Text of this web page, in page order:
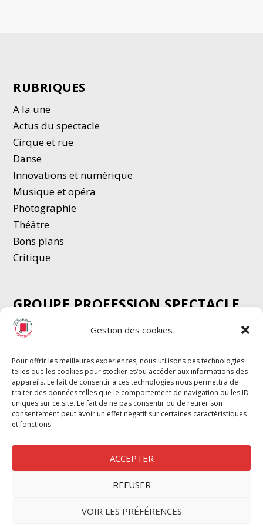
Gestion des cookies
Pour offrir les meilleures expériences, nous utilisons des technologies
telles que les cookies pour stocker et/ou accéder aux informations des
appareils. Le fait de consentir à ces technologies nous permettra de
traiter des données telles que le comportement de navigation ou les ID
uniques sur ce site. Le fait de ne pas consentir ou de retirer son
consentement peut avoir un effet négatif sur certaines caractéristiques
et fonctions.
ACCEPTER
REFUSER
VOIR LES PRÉFÉRENCES
RUBRIQUES
A la une
Actus du spectacle
Cirque et rue
Danse
Innovations et numérique
Musique et opéra
Photographie
Théâtre
Bons plans
Critique
GROUPE PROFESSION SPECTACLE
Chèque Intermittents
Chèque Compta
Chèque Emploi Spectacle
G-Pods
Profession Audio-visuel
Le Cahier Pro
Suivre Suivre
Nous contacter